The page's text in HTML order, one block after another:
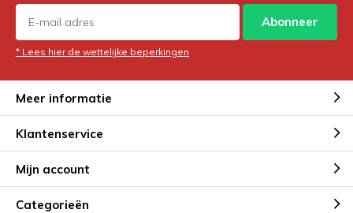
Abonneer
* Lees hier de wettelijke beperkingen
Meer informatie
Klantenservice
Mijn account
Categorieën